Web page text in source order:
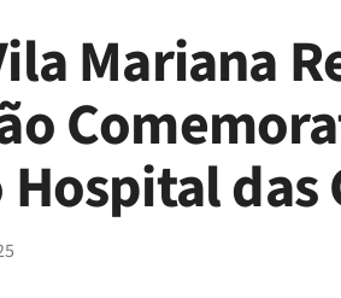
Mariana
das